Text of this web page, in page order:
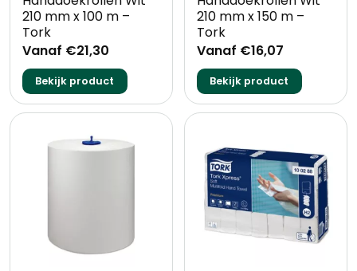
210 mm x 100 m –
Tork
Vanaf €21,30
Bekijk product
210 mm x 150 m –
Tork
Vanaf €16,07
Bekijk product